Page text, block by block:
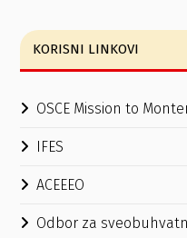
KORISNI LINKOVI
OSCE Mission to
IFES
ACEEEO
Odbor za